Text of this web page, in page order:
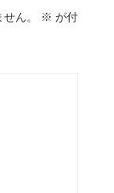
ん。 ※ が付